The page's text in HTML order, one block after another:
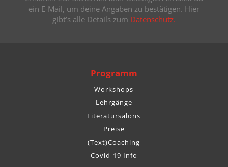
ein E-Mail, um deine Angaben zu bestätigen. Hier
gibt’s alle Details zum Datenschutz.
Programm
Workshops
Lehrgänge
Literatursalons
Preise
(Text)Coaching
Covid-19 Info